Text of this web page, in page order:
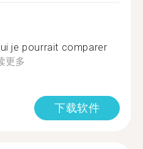
je pourrait comparer
更多
下载软件